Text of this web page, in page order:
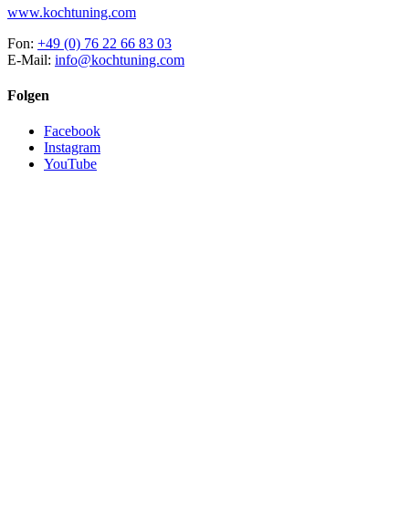
www.kochtuning.com
Fon: +49 (0) 76 22 66 83 03
E-Mail: info@kochtuning.com
Folgen
Facebook
Instagram
YouTube